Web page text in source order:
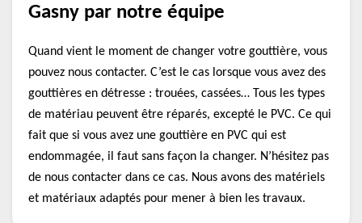
Gasny par notre équipe
Quand vient le moment de changer votre gouttière, vous
pouvez nous contacter. C’est le cas lorsque vous avez des
gouttières en détresse : trouées, cassées… Tous les types
de matériau peuvent être réparés, excepté le PVC. Ce qui
fait que si vous avez une gouttière en PVC qui est
endommagée, il faut sans façon la changer. N’hésitez pas
de nous contacter dans ce cas. Nous avons des matériels
et matériaux adaptés pour mener à bien les travaux.